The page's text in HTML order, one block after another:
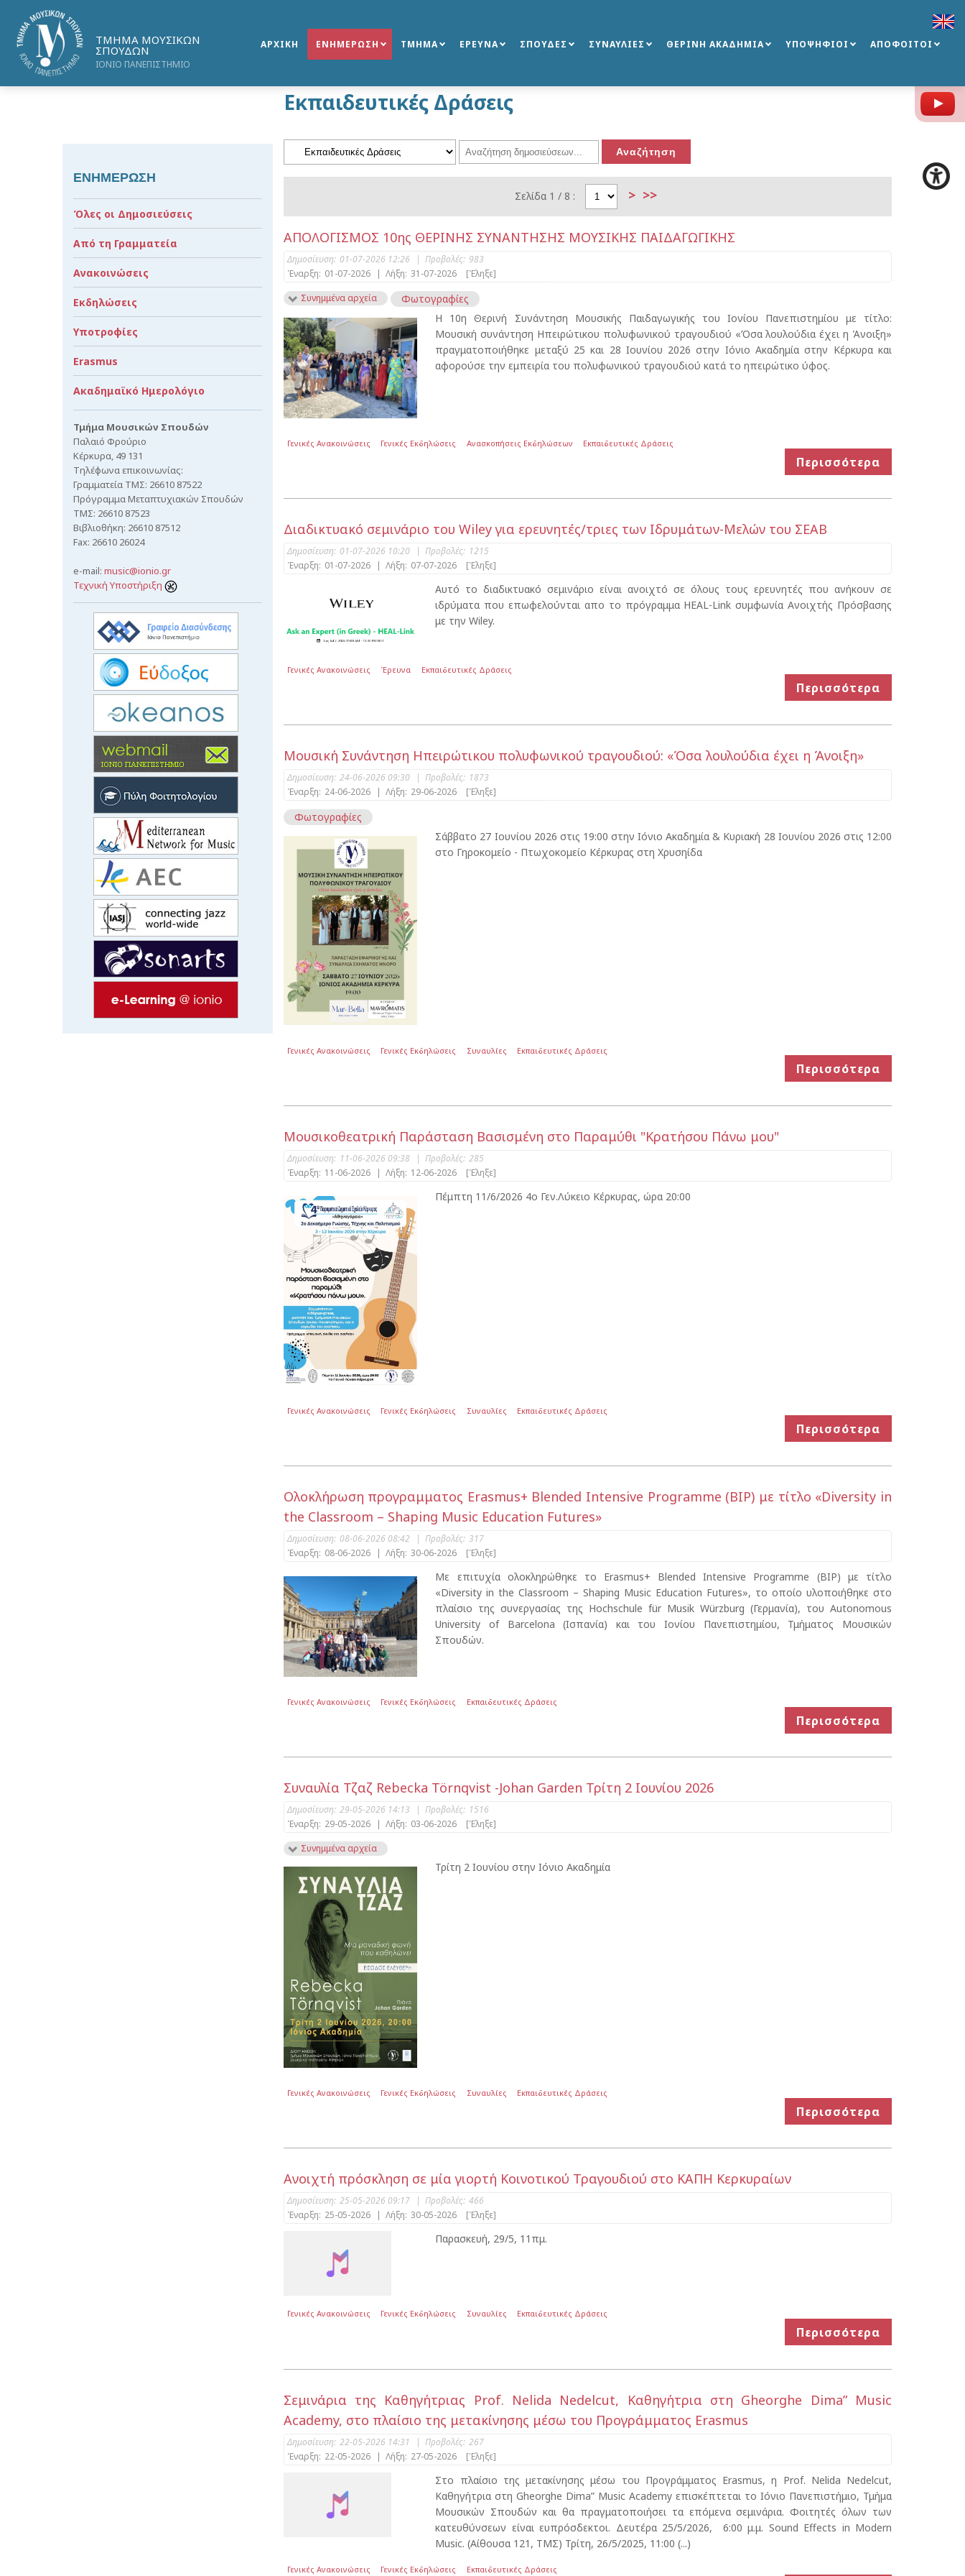
ΤΜΗΜΑ ΜΟΥΣΙΚΩΝ
ΣΠΟΥΔΩΝ
ΙΟΝΙΟ ΠΑΝΕΠΙΣΤΗΜΙΟ
ΑΡΧΙΚΗ ΕΝΗΜΕΡΩΣΗ ΤΜΗΜΑ ΕΡΕΥΝΑ ΣΠΟΥΔΕΣ ΣΥΝΑΥΛΙΕΣ ΘΕΡΙΝΗ ΑΚΑΔΗΜΙΑ ΥΠΟΨΗΦΙΟΙ ΑΠΟΦΟΙΤΟΙ
Εκπαιδευτικές Δράσεις
Σελίδα 1 / 8 : > >>
ΑΠΟΛΟΓΙΣΜΟΣ 10ης ΘΕΡΙΝΗΣ ΣΥΝΑΝΤΗΣΗΣ ΜΟΥΣΙΚΗΣ ΠΑΙΔΑΓΩΓΙΚΗΣ
Δημοσίευση: 01-07-2026 12:26 | Προβολές: 983
Έναρξη: 01-07-2026 | Λήξη: 31-07-2026
[Έληξε]
Συνημμένα αρχεία
Φωτογραφίες
Η 10η Θερινή Συνάντηση Μουσικής Παιδαγωγικής του Ιονίου Πανεπιστημίου με τίτλο:
Μουσική συνάντηση Ηπειρώτικου πολυφωνικού τραγουδιού «Όσα λουλούδια έχει η Άνοιξη»
πραγματοποιήθηκε μεταξύ 25 και 28 Ιουνίου 2026 στην Ιόνιο Ακαδημία στην Κέρκυρα και
αφορούσε την εμπειρία του πολυφωνικού τραγουδιού κατά το ηπειρώτικο ύφος.
Γενικές Ανακοινώσεις Γενικές Εκδηλώσεις Ανασκοπήσεις Εκδηλώσεων Εκπαιδευτικές Δράσεις
Περισσότερα
Διαδικτυακό σεμινάριο του Wiley για ερευνητές/τριες των Ιδρυμάτων-Μελών του ΣΕΑΒ
Δημοσίευση: 01-07-2026 10:20 | Προβολές: 1215
Έναρξη: 01-07-2026 | Λήξη: 07-07-2026 [Έληξε]
Αυτό το διαδικτυακό σεμινάριο είναι ανοιχτό σε όλους τους ερευνητές που ανήκουν σε
ιδρύματα που επωφελούνται απο το πρόγραμμα HEAL-Link συμφωνία Ανοιχτής Πρόσβασης
με την Wiley.
Γενικές Ανακοινώσεις Έρευνα Εκπαιδευτικές Δράσεις
Περισσότερα
Μουσική Συνάντηση Ηπειρώτικου πολυφωνικού τραγουδιού: «Όσα λουλούδια έχει η Άνοιξη»
Δημοσίευση: 24-06-2026 09:30 | Προβολές: 1873
Έναρξη: 24-06-2026 | Λήξη: 29-06-2026 [Έληξε]
Φωτογραφίες
Σάββατο 27 Ιουνίου 2026 στις 19:00 στην Ιόνιο Ακαδημία & Κυριακή 28 Ιουνίου 2026 στις 12:00
στο Γηροκομείο - Πτωχοκομείο Κέρκυρας στη Χρυσηίδα
Γενικές Ανακοινώσεις Γενικές Εκδηλώσεις Συναυλίες Εκπαιδευτικές Δράσεις
Περισσότερα
Μουσικοθεατρική Παράσταση Βασισμένη στο Παραμύθι "Κρατήσου Πάνω μου"
Δημοσίευση: 11-06-2026 09:38 | Προβολές: 285
Έναρξη: 11-06-2026 | Λήξη: 12-06-2026 [Έληξε]
Πέμπτη 11/6/2026 4ο Γεν.Λύκειο Κέρκυρας, ώρα 20:00
Γενικές Ανακοινώσεις Γενικές Εκδηλώσεις Συναυλίες Εκπαιδευτικές Δράσεις
Περισσότερα
Ολοκλήρωση προγραμματος Erasmus+ Blended Intensive Programme (BIP) με τίτλο «Diversity in
the Classroom – Shaping Music Education Futures»
Δημοσίευση: 08-06-2026 08:42 | Προβολές: 317
Έναρξη: 08-06-2026 | Λήξη: 30-06-2026 [Έληξε]
Με επιτυχία ολοκληρώθηκε το Erasmus+ Blended Intensive Programme (BIP) με τίτλο
«Diversity in the Classroom – Shaping Music Education Futures», το οποίο υλοποιήθηκε στο
πλαίσιο της συνεργασίας της Hochschule für Musik Würzburg (Γερμανία), του Autonomous
University of Barcelona (Ισπανία) και του Ιονίου Πανεπιστημίου, Τμήματος Μουσικών
Σπουδών.
Γενικές Ανακοινώσεις Γενικές Εκδηλώσεις Εκπαιδευτικές Δράσεις
Περισσότερα
Συναυλία Τζαζ Rebecka Törnqvist -Johan Garden Τρίτη 2 Ιουνίου 2026
Δημοσίευση: 29-05-2026 14:13 | Προβολές: 1516
Έναρξη: 29-05-2026 | Λήξη: 03-06-2026
[Έληξε]
Συνημμένα αρχεία
Τρίτη 2 Ιουνίου στην Ιόνιο Ακαδημία
Γενικές Ανακοινώσεις Γενικές Εκδηλώσεις Συναυλίες Εκπαιδευτικές Δράσεις
Περισσότερα
Ανοιχτή πρόσκληση σε μία γιορτή Κοινοτικού Τραγουδιού στο ΚΑΠΗ Κερκυραίων
Δημοσίευση: 25-05-2026 09:17 | Προβολές: 466
Έναρξη: 25-05-2026 | Λήξη: 30-05-2026 [Έληξε]
Παρασκευή, 29/5, 11πμ.
Γενικές Ανακοινώσεις Γενικές Εκδηλώσεις Συναυλίες Εκπαιδευτικές Δράσεις
Περισσότερα
Σεμινάρια της Καθηγήτριας Prof. Nelida Nedelcut, Καθηγήτρια στη Gheorghe Dima” Music
Academy, στο πλαίσιο της μετακίνησης μέσω του Προγράμματος Erasmus
Δημοσίευση: 22-05-2026 14:31 | Προβολές: 267
Έναρξη: 22-05-2026 | Λήξη: 27-05-2026 [Έληξε]
Στο πλαίσιο της μετακίνησης μέσω του Προγράμματος Erasmus, η Prof. Nelida Nedelcut,
Καθηγήτρια στη Gheorghe Dima” Music Academy επισκέπτεται το Ιόνιο Πανεπιστήμιο, Τμήμα
Μουσικών Σπουδών και θα πραγματοποιήσει τα επόμενα σεμινάρια. Φοιτητές όλων των
κατευθύνσεων είναι ευπρόσδεκτοι. Δευτέρα 25/5/2026, 6:00 μ.μ. Sound Effects in Modern
Music. (Αίθουσα 121, ΤΜΣ) Τρίτη, 26/5/2025, 11:00 (...)
Γενικές Ανακοινώσεις Γενικές Εκδηλώσεις Εκπαιδευτικές Δράσεις
ΕΝΗΜΕΡΩΣΗ
Όλες οι Δημοσιεύσεις
Από τη Γραμματεία
Ανακοινώσεις
Εκδηλώσεις
Υποτροφίες
Erasmus
Ακαδημαϊκό Ημερολόγιο
Τμήμα Μουσικών Σπουδών
Παλαιό Φρούριο
Κέρκυρα, 49 131
Τηλέφωνα επικοινωνίας:
Γραμματεία ΤΜΣ: 26610 87522
Πρόγραμμα Μεταπτυχιακών Σπουδών
ΤΜΣ: 26610 87523
Βιβλιοθήκη: 26610 87512
Fax: 26610 26024
e-mail: music@ionio.gr
Τεχνική Υποστήριξη